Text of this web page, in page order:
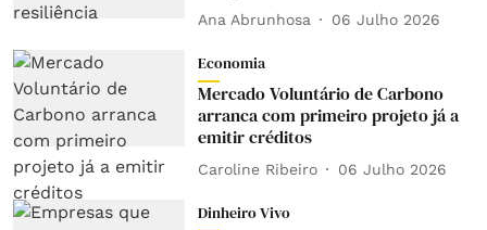
Ana Abrunhosa 06 Julho 2026
Economia
Mercado Voluntário de Carbono
arranca com primeiro projeto já a
emitir créditos
Caroline Ribeiro 06 Julho 2026
Dinheiro Vivo